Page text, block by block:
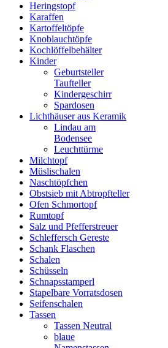
Heringstopf
Karaffen
Kartoffeltöpfe
Knoblauchtöpfe
Kochlöffelbehälter
Kinder
Geburtsteller
Taufteller
Kindergeschirr
Spardosen
Lichthäuser aus Keramik
Lindau am
Bodensee
Leuchttürme
Milchtopf
Müslischalen
Naschtöpfchen
Obstsieb mit Abtropfteller
Ofen Schmortopf
Rumtopf
Salz und Pfefferstreuer
Schleffersch Gereste
Schank Flaschen
Schalen
Schüsseln
Schnapsstamperl
Stapelbare Vorratsdosen
Seifenschalen
Tassen
Tassen Neutral
blaue